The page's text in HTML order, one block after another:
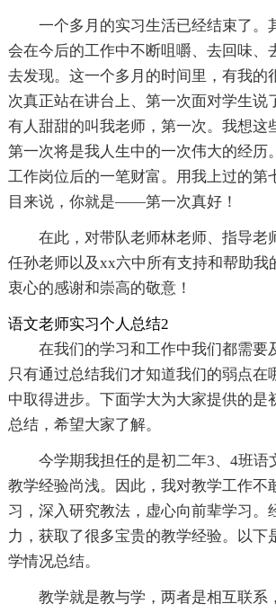
一个多月的实习生活已经结束了。
会在今后的工作中不断咀嚼、去回味、
去发现。这一个多月的时间里，有我的
次真正站在讲台上、第一次面对学生说
有人甜甜的叫我老师，第一次。我想这
第一次将是我人生中的一次伟大的经历
工作岗位后的一笔财富。用我上过的第
目来说，你就是——第一次真好！
在此，对带队老师林老师、指导老
任孙老师以及xx六中所有支持和帮助我
衷心的感谢和崇高的敬意！
语文老师实习个人总结2
在我们的学习和工作中我们都需要
只有通过总结我们才知道我们的弱点在
中取得进步。下面学大为大家提供的是
总结，希望大家了解。
今学期我担任的是初二年3、4班语
教学经验尚浅。因此，我对教学工作不
习，深入研究教法，虚心向前辈学习。
力，获取了很多宝贵的教学经验。以下
学情况总结。
教学就是教与学，两者是相互联系